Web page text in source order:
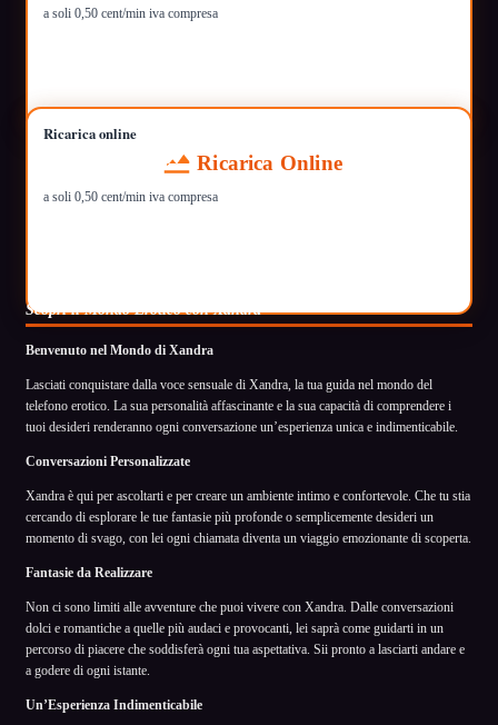
a soli 0,50 cent/min iva compresa
Ricarica online
Ricarica Online
a soli 0,50 cent/min iva compresa
Scopri il Mondo Erotico con Xandra
Benvenuto nel Mondo di Xandra
Lasciati conquistare dalla voce sensuale di Xandra, la tua guida nel mondo del
telefono erotico. La sua personalità affascinante e la sua capacità di comprendere i
tuoi desideri renderanno ogni conversazione un’esperienza unica e indimenticabile.
Conversazioni Personalizzate
Xandra è qui per ascoltarti e per creare un ambiente intimo e confortevole. Che tu stia
cercando di esplorare le tue fantasie più profonde o semplicemente desideri un
momento di svago, con lei ogni chiamata diventa un viaggio emozionante di scoperta.
Fantasie da Realizzare
Non ci sono limiti alle avventure che puoi vivere con Xandra. Dalle conversazioni
dolci e romantiche a quelle più audaci e provocanti, lei saprà come guidarti in un
percorso di piacere che soddisferà ogni tua aspettativa. Sii pronto a lasciarti andare e
a godere di ogni istante.
Un’Esperienza Indimenticabile